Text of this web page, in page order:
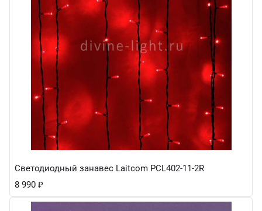
Светодиодный занавес Laitcom PCL402-11-2R
8 990 ₽